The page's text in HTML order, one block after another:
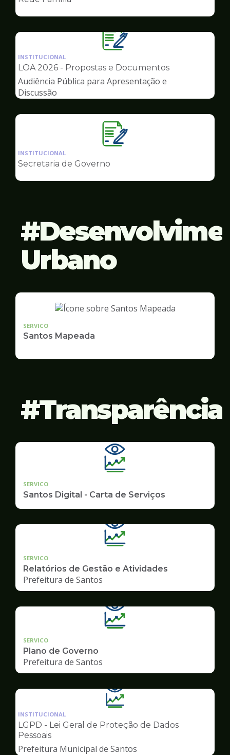
Governo
Ilustração
da
pagina
Governo
INSTITUCIONAL
LOA 2026 - Propostas e Documentos
Audiência Pública para Apresentação e
Discussão
Ilustração
da
Governo
INSTITUCIONAL
Secretaria de Governo
Urbano
SERVICO
Santos Mapeada
Transparência
SERVICO
Santos Digital - Carta de Serviços
SERVICO
Relatórios de Gestão e Atividades
Prefeitura de Santos
SERVICO
Plano de Governo
Prefeitura de Santos
Ilustração
da
pagina
Transparência
INSTITUCIONAL
LGPD - Lei Geral de Proteção de Dados
Pessoais
Prefeitura Municipal de Santos